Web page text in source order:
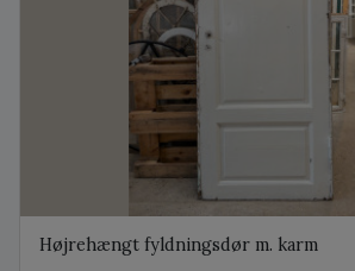
Højrehængt fyldningsdør m. karm